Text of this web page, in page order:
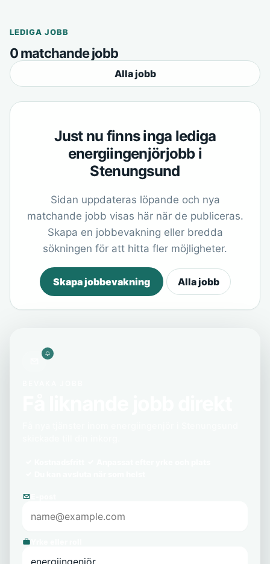
LEDIGA JOBB
0 matchande jobb
Alla jobb
Just nu finns inga lediga
energiingenjörjobb i
Stenungsund
Sidan uppdateras löpande och nya
matchande jobb visas här när de publiceras.
Skapa en jobbevakning eller bredda
sökningen för att hitta fler möjligheter.
Skapa jobbevakning Alla jobb